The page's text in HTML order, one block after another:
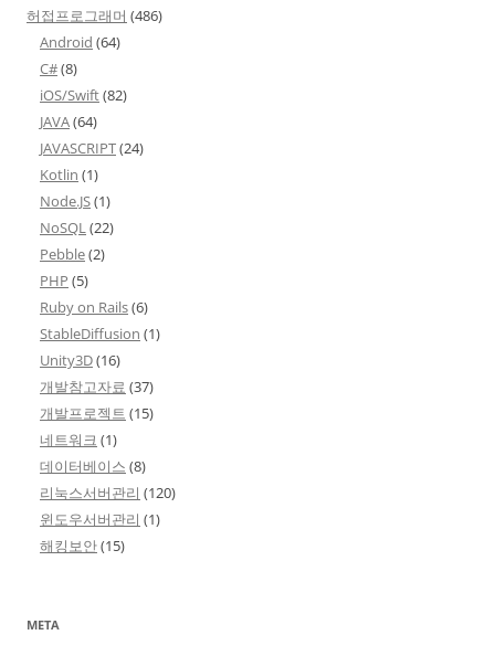
허접프로그래머 (486)
Android (64)
C#(8)
iOS/Swift(82)
JAVA(64)
JAVASCRIPT(24)
Kotlin (1)
Node.JS(1)
NoSQL(22)
Pebble(2)
PHP (5)
Ruby on Rails(6)
StableDiffusion (1)
Unity3D(16)
개발참고자료 (37)
개발프로젝트 (15)
네트워크 (1)
데이터베이스 (8)
리눅스서버관리 (120)
윈도우서버관리 (1)
해킹보안(15)
META